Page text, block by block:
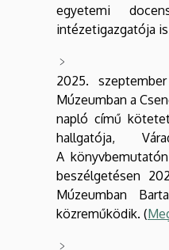
egyetemi
intézetigazgatója
2025.
Múzeumban a
napló című
hallgatója,
A
beszélgetésen
Múzeumban
közreműködik. (